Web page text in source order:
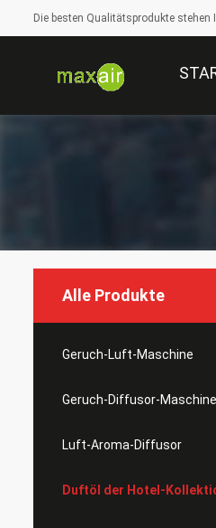
Die besten Qualitätsprodukte stehen
Alle Produkte
Geruch-Luft-Maschine
Geruch-Diffusor-Maschine
Luft-Aroma-Diffusor
Duftöl der Hotel-